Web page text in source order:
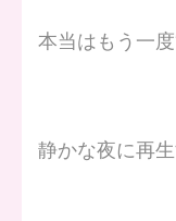
本当はもう一度
静かな夜に再